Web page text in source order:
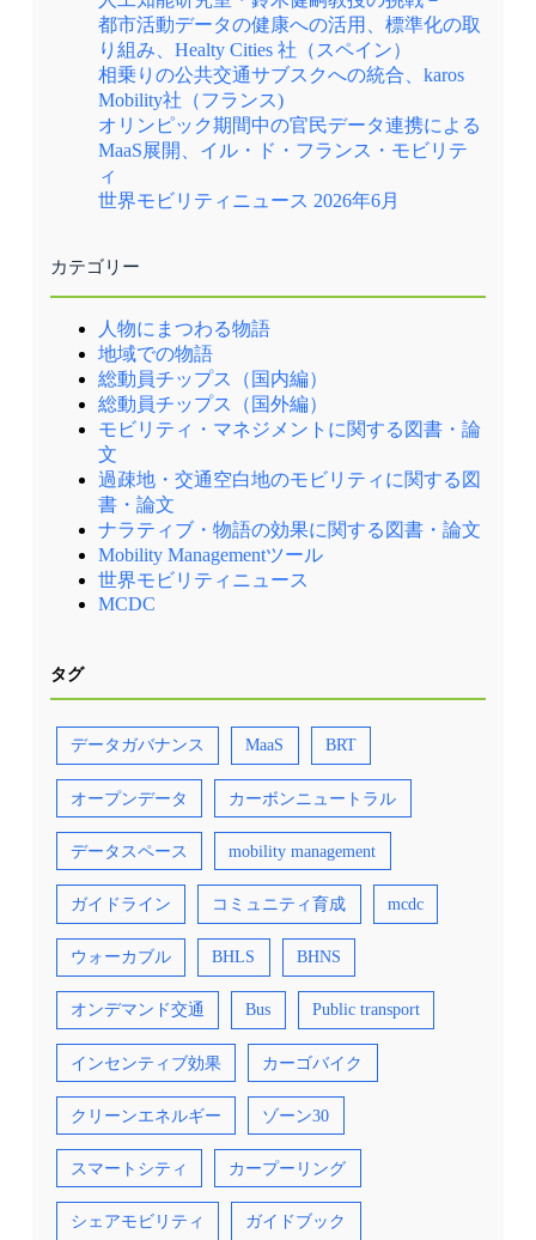
都市活動データの健康への活用、標準化の取
り組み、Healty Cities 社（スペイン）
相乗りの公共交通サブスクへの統合、karos
Mobility社（フランス)
オリンピック期間中の官民データ連携による
MaaS展開、イル・ド・フランス・モビリテ
ィ
世界モビリティニュース 2026年6月
カテゴリー
人物にまつわる物語
地域での物語
総動員チップス（国内編）
総動員チップス（国外編）
モビリティ・マネジメントに関する図書・論
文
過疎地・交通空白地のモビリティに関する図
書・論文
ナラティブ・物語の効果に関する図書・論文
Mobility Managementツール
世界モビリティニュース
MCDC
タグ
データガバナンス MaaS BRT
オープンデータ カーボンニュートラル
データスペース mobility management
ガイドライン コミュニティ育成 mcdc
ウォーカブル BHLS BHNS
オンデマンド交通 Bus Public transport
インセンティブ効果 カーゴバイク
クリーンエネルギー ゾーン30
スマートシティ カープーリング
シェアモビリティ ガイドブック